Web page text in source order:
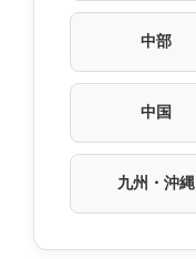
中部
中国
九州・沖縄